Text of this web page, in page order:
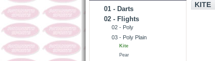
01 - Darts
02 - Flights
02 - Poly
03 - Poly Plain
Kite
Pear
KITE